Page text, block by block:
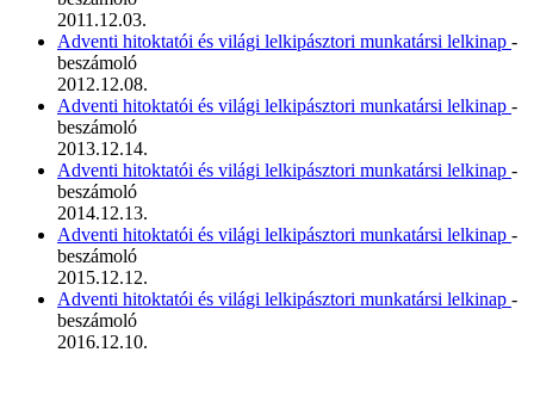
2011.12.03.
Adventi hitoktatói és világi lelkipásztori munkatársi lelkinap -
beszámoló
2012.12.08.
Adventi hitoktatói és világi lelkipásztori munkatársi lelkinap -
beszámoló
2013.12.14.
Adventi hitoktatói és világi lelkipásztori munkatársi lelkinap -
beszámoló
2014.12.13.
Adventi hitoktatói és világi lelkipásztori munkatársi lelkinap -
beszámoló
2015.12.12.
Adventi hitoktatói és világi lelkipásztori munkatársi lelkinap -
beszámoló
2016.12.10.